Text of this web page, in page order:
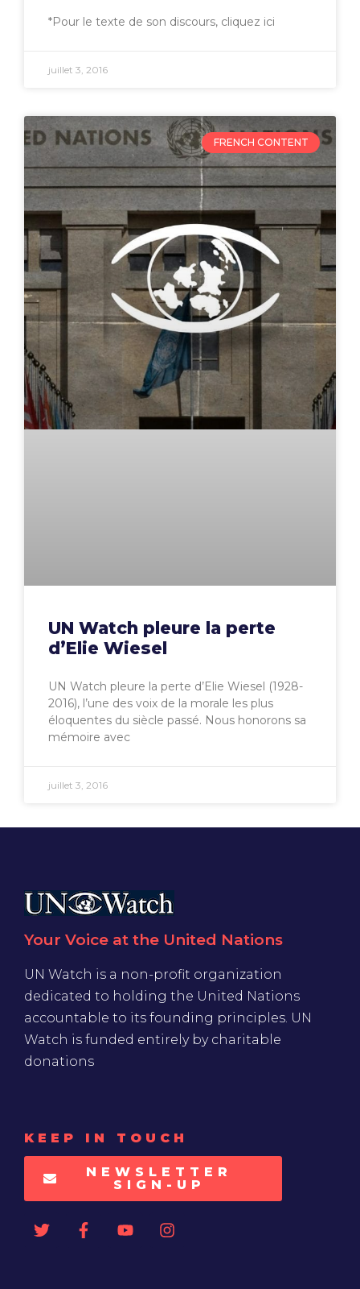
*Pour le texte de son discours, cliquez ici
juillet 3, 2016
FRENCH CONTENT
UN Watch pleure la perte
d’Elie Wiesel
UN Watch pleure la perte d’Elie Wiesel (1928-
2016), l’une des voix de la morale les plus
éloquentes du siècle passé. Nous honorons sa
mémoire avec
juillet 3, 2016
Your Voice at the United Nations
UN Watch is a non-profit organization
dedicated to holding the United Nations
accountable to its founding principles. UN
Watch is funded entirely by charitable
donations
KEEP IN TOUCH
NEWSLETTER
SIGN-UP